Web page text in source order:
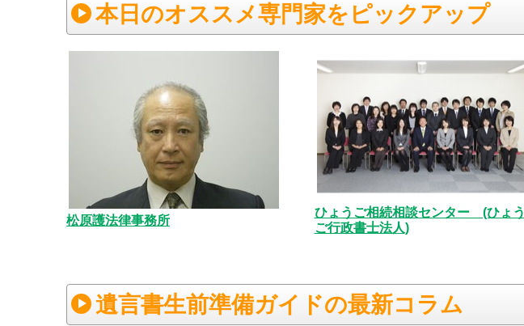
本日のオススメ専門家をピックアップ
松原護法律事務所
ひょうご相続相談センター (ひょう
ご行政書士法人)
遺言書生前準備ガイドの最新コラム